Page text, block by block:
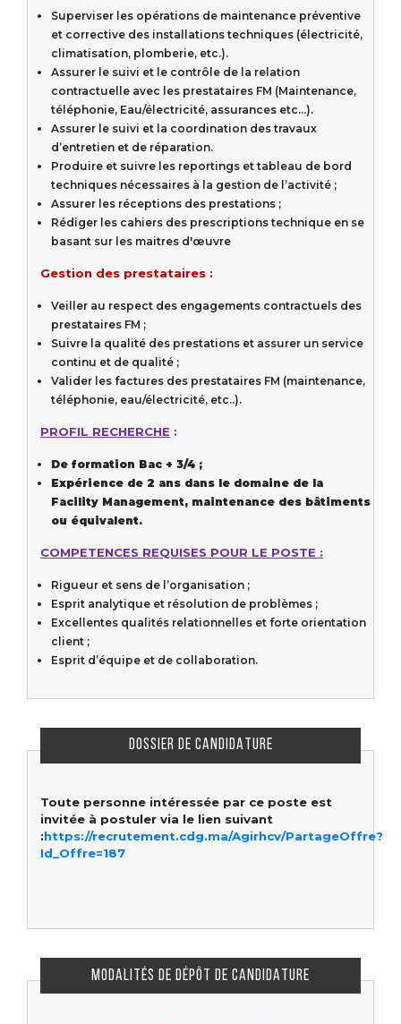
Superviser les opérations de maintenance préventive
et corrective des installations techniques (électricité,
climatisation, plomberie, etc.).
Assurer le suivi et le contrôle de la relation
contractuelle avec les prestataires FM (Maintenance,
téléphonie, Eau/électricité, assurances etc…).
Assurer le suivi et la coordination des travaux
d’entretien et de réparation.
Produire et suivre les reportings et tableau de bord
techniques nécessaires à la gestion de l’activité ;
Assurer les réceptions des prestations ;
Rédiger les cahiers des prescriptions technique en se
basant sur les maitres d'œuvre
Gestion des prestataires :
Veiller au respect des engagements contractuels des
prestataires FM ;
Suivre la qualité des prestations et assurer un service
continu et de qualité ;
Valider les factures des prestataires FM (maintenance,
téléphonie, eau/électricité, etc..).
PROFIL RECHERCHE :
De formation Bac + 3/4 ;
Expérience de 2 ans dans le domaine de la
Facility Management, maintenance des bâtiments
ou équivalent.
COMPETENCES REQUISES POUR LE POSTE :
Rigueur et sens de l’organisation ;
Esprit analytique et résolution de problèmes ;
Excellentes qualités relationnelles et forte orientation
client ;
Esprit d’équipe et de collaboration.
DOSSIER DE CANDIDATURE
Toute personne intéressée par ce poste est
invitée à postuler via le lien suivant
:https://recrutement.cdg.ma/Agirhcv/PartageOffre?
Id_Offre=187
MODALITÉS DE DÉPÔT DE CANDIDATURE